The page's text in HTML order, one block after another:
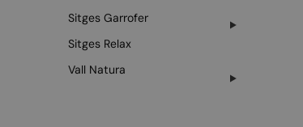
Sitges Garrofer
Sitges Relax
Vall Natura